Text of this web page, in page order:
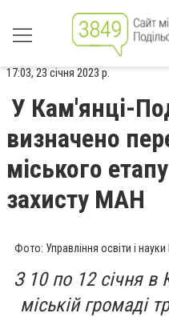
17:03, 23 січня 2023 р.
У Кам'янці-
визначено
міського
захисту МАН
Фото: Управління освіти і
З 10 по 12 січня в
міській громаді